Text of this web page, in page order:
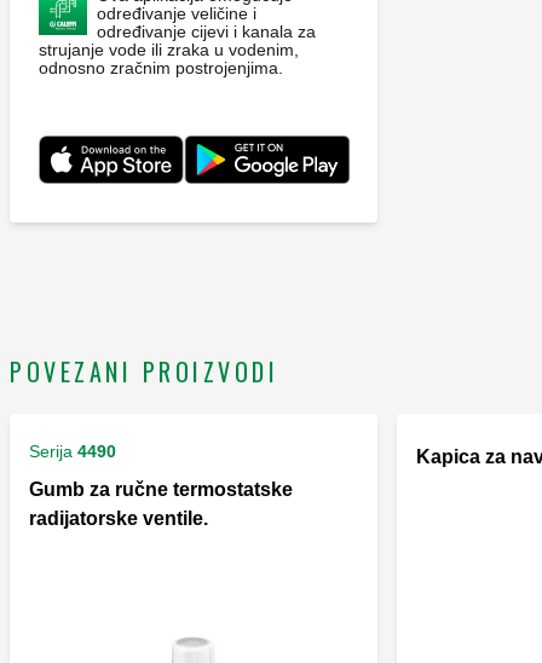
određivanje veličine i
određivanje cijevi i kanala za
strujanje vode ili zraka u vodenim,
odnosno zračnim postrojenjima.
POVEZANI PROIZVODI
Serija 4490
Gumb za ručne termostatske
radijatorske ventile.
Kapica za